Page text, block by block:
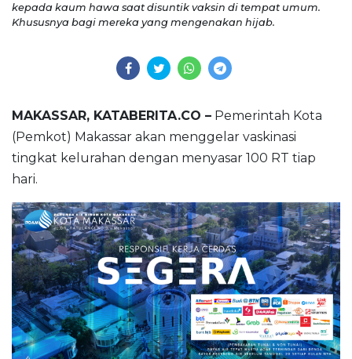
kepada kaum hawa saat disuntik vaksin di tempat umum.
Khususnya bagi mereka yang mengenakan hijab.
MAKASSAR, KATABERITA.CO – Pemerintah Kota
(Pemkot) Makassar akan menggelar vaskinasi
tingkat kelurahan dengan menyasar 100 RT tiap
hari.